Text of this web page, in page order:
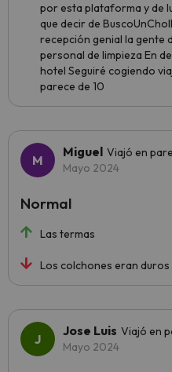
por esta plataforma y de
que decir de
recepción genial la gente
personal de limpieza En
hotel Seguiré cogiendo
parece de 10
Miguel Viajó en
Mayo 2024
Las termas
Los colchones eran duros
Normal
Jose Luis Viajó en
Mayo 2024